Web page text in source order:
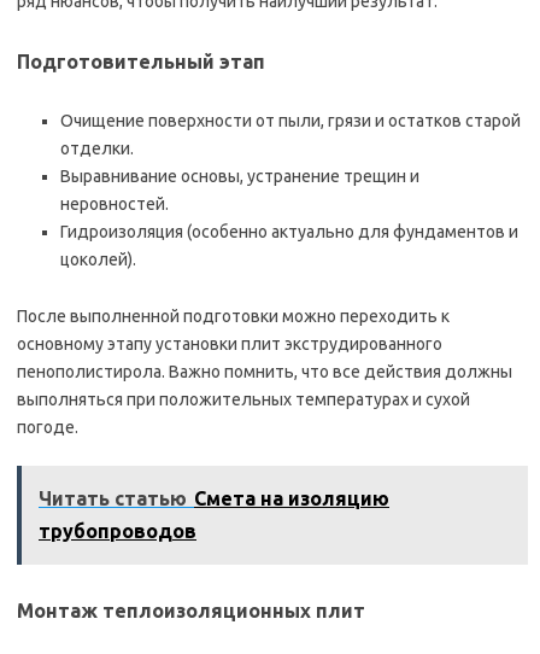
Подготовительный этап
Очищение поверхности от пыли, грязи и остатков старой
отделки.
Выравнивание основы, устранение трещин и
неровностей.
Гидроизоляция (особенно актуально для фундаментов и
цоколей).
После выполненной подготовки можно переходить к
основному этапу установки плит экструдированного
пенополистирола. Важно помнить, что все действия должны
выполняться при положительных температурах и сухой
погоде.
Читать статью Смета на изоляцию
трубопроводов
Монтаж теплоизоляционных плит